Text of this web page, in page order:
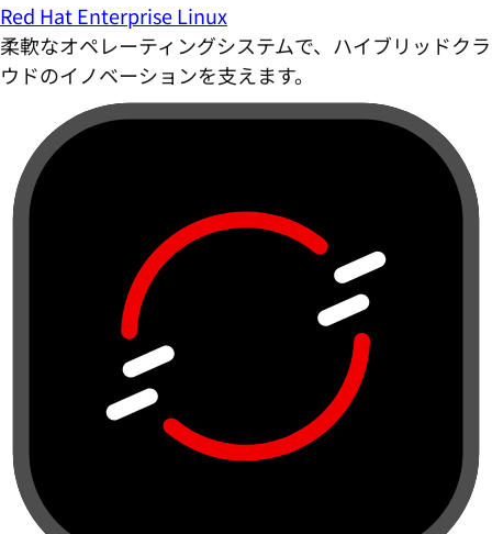
Red Hat Enterprise Linux
柔軟なオペレーティングシステムで、ハイブリッドクラ
ウドのイノベーションを支えます。